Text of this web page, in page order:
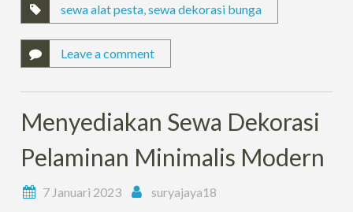
sewa alat pesta,sewa dekorasi bunga
Leave a comment
Menyediakan Sewa Dekorasi
Pelaminan Minimalis Modern
7 Januari 2023 suryajaya18